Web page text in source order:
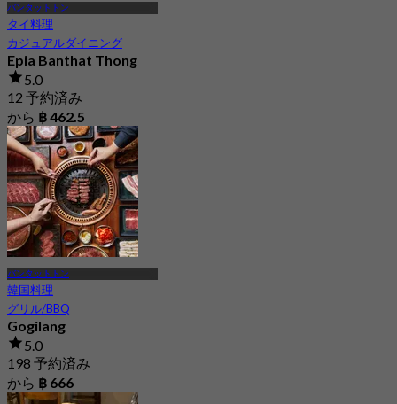
バンタットトン
タイ料理
カジュアルダイニング
Epia Banthat Thong
5.0
12 予約済み
から ฿ 462.5
バンタットトン
韓国料理
グリル/BBQ
Gogilang
5.0
198 予約済み
から ฿ 666